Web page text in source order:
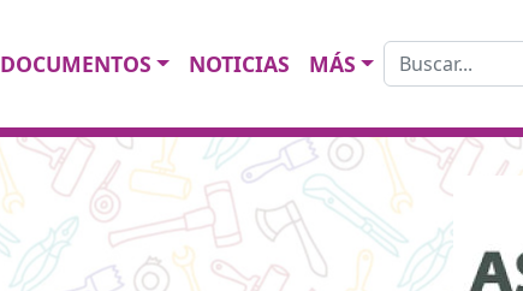
DOCUMENTOS NOTICIAS MÁS Buscar: